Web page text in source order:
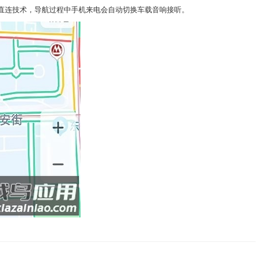
技术，导航过程中手机来电会自动切换车载音响接听。